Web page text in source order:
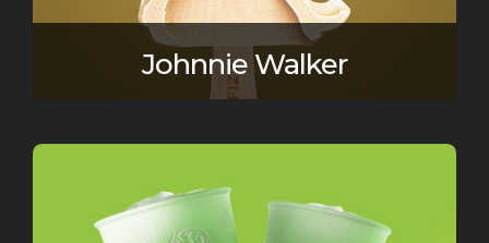
Johnnie Walker